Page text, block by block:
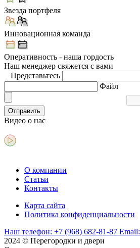
Звезда портфеля
Инновационная команда
Оперативность - наша гордость
Наш менеджер свяжется с вами
Представьтесь
Файл
Отправить
Видео о нас
О компании
Статьи
Контакты
Карта сайта
Политика конфиденциальности
Наш телефон: +7 (968) 682-81-87 Email:
2024 © Перегородки и двери